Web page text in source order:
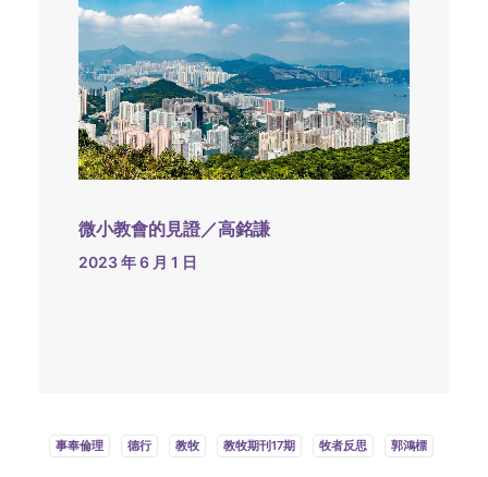
微小教會的見證／高銘謙
2023 年 6 月 1 日
事奉倫理 德行 教牧 教牧期刊17期 牧者反思 郭鴻標